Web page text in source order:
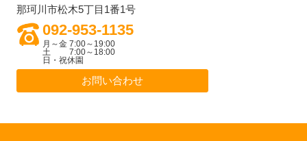
那珂川市松木5丁目1番1号
092-953-1135
月～金 7:00～19:00
土 7:00～18:00
日・祝休園
お問い合わせ